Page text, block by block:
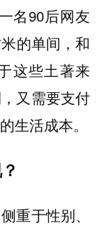
名90后网友
的单间，和
这些土著来
又需要支付
生活成本。
重于性别、